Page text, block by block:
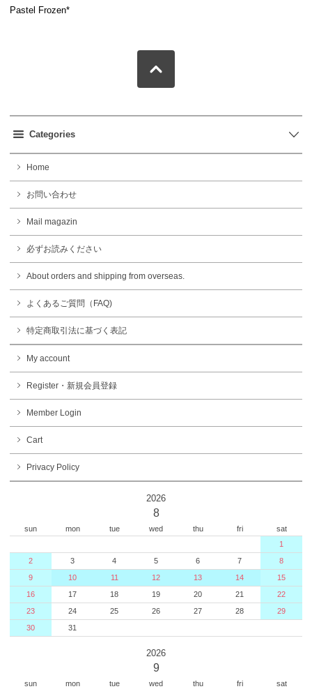
Pastel Frozen*
Categories
Home
お問い合わせ
Mail magazin
必ずお読みください
About orders and shipping from overseas.
よくあるご質問（FAQ)
特定商取引法に基づく表記
My account
Register・新規会員登録
Member Login
Cart
Privacy Policy
2026
8
sun mon tue wed thu fri
sat
1
2
3 4 5 6 7
8
9
10 11 12 13 14
15
16
17 18 19 20 21
22
23
24 25 26 27 28
29
30
31
2026
9
sun mon tue wed thu fri sat